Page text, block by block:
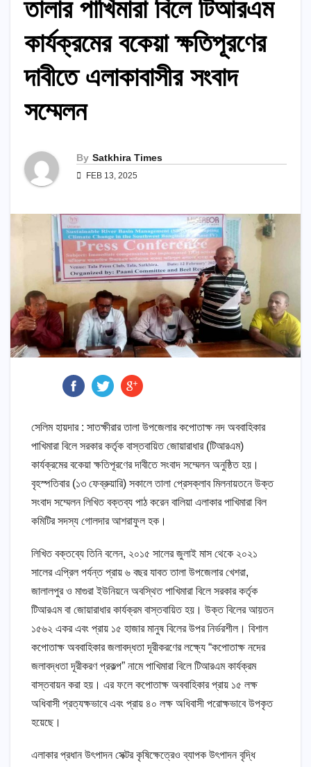
তালার পাখিমারা বিলে টিআরএম
কার্যক্রমের বকেয়া ক্ষতিপূরণের
দাবীতে এলাকাবাসীর সংবাদ
সম্মেলন
By Satkhira Times
FEB 13, 2025
সেলিম হায়দার : সাতক্ষীরার তালা উপজেলার কপোতাক্ষ নদ অববাহিকার
পাখিমারা বিলে সরকার কর্তৃক বাস্তবায়িত জোয়ারাধার (টিআরএম)
কার্যক্রমের বকেয়া ক্ষতিপূরণের দাবীতে সংবাদ সম্মেলন অনুষ্ঠিত হয়।
বৃহস্পতিবার (১৩ ফেব্রুয়ারি) সকালে তালা প্রেসক্লাব মিলনায়তনে উক্ত
সংবাদ সম্মেলন লিখিত বক্তব্য পাঠ করেন বালিয়া এলাকার পাখিমারা বিল
কমিটির সদস্য গোলদার আশরাফুল হক।
লিখিত বক্তব্যে তিনি বলেন, ২০১৫ সালের জুলাই মাস থেকে ২০২১
সালের এপ্রিল পর্যন্ত প্রায় ৬ বছর যাবত তালা উপজেলার খেশরা,
জালালপুর ও মাগুরা ইউনিয়নে অবস্থিত পাখিমারা বিলে সরকার কর্তৃক
টিআরএম বা জোয়ারাধার কার্যক্রম বাস্তবায়িত হয়। উক্ত বিলের আয়তন
১৫৬২ একর এবং প্রায় ১৫ হাজার মানুষ বিলের উপর নির্ভরশীল। বিশাল
কপোতাক্ষ অববাহিকার জলাবদ্ধতা দূরীকরণের লক্ষ্যে “কপোতাক্ষ নদের
জলাবদ্ধতা দূরীকরণ প্রকল্প” নামে পাখিমারা বিলে টিআরএম কার্যক্রম
বাস্তবায়ন করা হয়। এর ফলে কপোতাক্ষ অববাহিকার প্রায় ১৫ লক্ষ
অধিবাসী প্রত্যক্ষভাবে এবং প্রায় ৪০ লক্ষ অধিবাসী পরোক্ষভাবে উপকৃত
হয়েছে।
এলাকার প্রধান উৎপাদন সেক্টর কৃষিক্ষেত্রেও ব্যাপক উৎপাদন বৃদ্ধি